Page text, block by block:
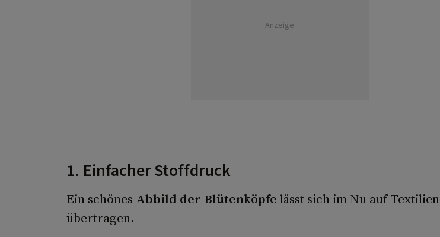
Anzeige
1. Einfacher Stoffdruck
Ein schönes Abbild der Blütenköpfe lässt sich im Nu auf Textilien
übertragen.